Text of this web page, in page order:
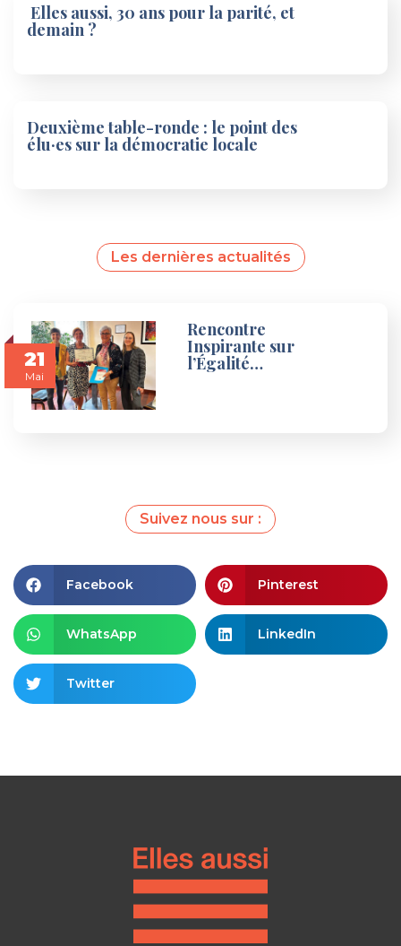
Elles aussi, 30 ans pour la parité, et
demain ?
Deuxième table-ronde : le point des
élu·es sur la démocratie locale
Les dernières actualités
21
Mai
Rencontre
Inspirante sur
l’Égalité…
Suivez nous sur :
Facebook Pinterest
WhatsApp LinkedIn
Twitter